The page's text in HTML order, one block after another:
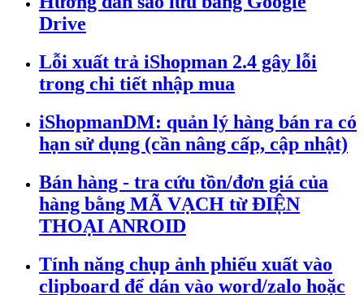
Drive
Lỗi xuất trả iShopman 2.4 gây lỗi
trong chi tiết nhập mua
iShopmanDM: quản lý hàng bán ra có
hạn sử dụng (cần nâng cấp, cập nhật)
Bán hàng - tra cứu tồn/đơn giá của
hàng bằng MÃ VẠCH từ ĐIỆN
THOẠI ANROID
Tính năng chụp ảnh phiếu xuất vào
clipboard để dán vào word/zalo hoặc